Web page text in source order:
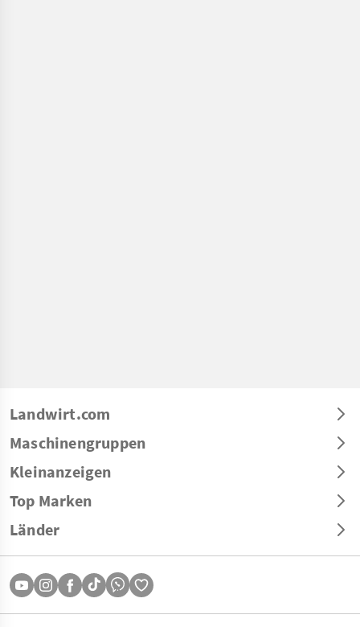
Landwirt.com
Maschinengruppen
Kleinanzeigen
Top Marken
Länder